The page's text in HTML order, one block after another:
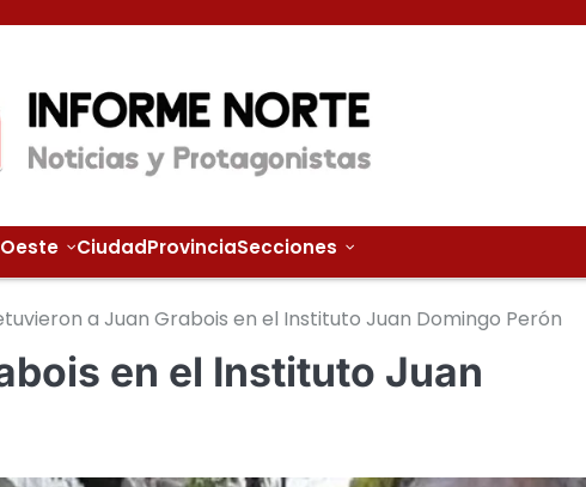
CiudadProvinciaSecciones
a Juan Grabois en el Instituto Juan Domingo Perón
en el Instituto Juan